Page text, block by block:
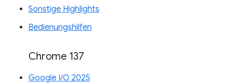
Sonstige Highlights
Bedienungshilfen
Chrome 137
Google I/O 2025